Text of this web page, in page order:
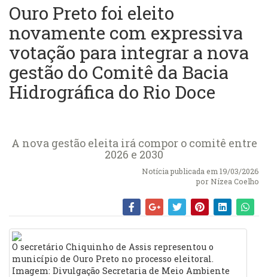
Ouro Preto foi eleito
novamente com expressiva
votação para integrar a nova
gestão do Comitê da Bacia
Hidrográfica do Rio Doce
A nova gestão eleita irá compor o comitê entre
2026 e 2030
Notícia publicada em 19/03/2026
por Nízea Coelho
O secretário Chiquinho de Assis representou o
município de Ouro Preto no processo eleitoral.
Imagem: Divulgação Secretaria de Meio Ambiente